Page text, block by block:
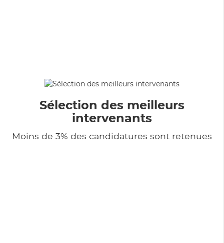
Sélection des meilleurs
intervenants
Moins de 3% des candidatures sont retenues